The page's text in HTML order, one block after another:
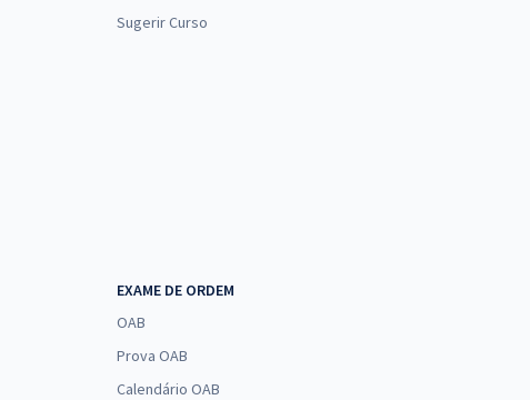
Sugerir Curso
EXAME DE ORDEM
OAB
Prova OAB
Calendário OAB